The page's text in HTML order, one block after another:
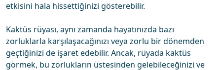
etkisini hala hissettiğinizi gösterebilir.
Kaktüs rüyası, aynı zamanda hayatınızda bazı
zorluklarla karşılaşacağınızı veya zorlu bir dönemden
geçtiğinizi de işaret edebilir. Ancak, rüyada kaktüs
görmek, bu zorlukların üstesinden gelebileceğinizi ve